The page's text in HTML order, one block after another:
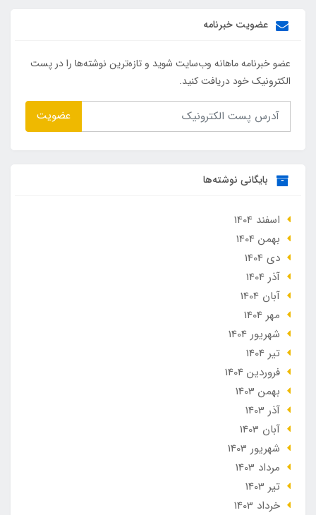
عضویت خبرنامه
عضو خبرنامه ماهانه وب‌سایت شوید و تازه‌ترین نوشته‌ها را در پست
الکترونیک خود دریافت کنید.
عضویت
بایگانی نوشته‌ها
اسفند 1404
بهمن 1404
دی 1404
آذر 1404
آبان 1404
مهر 1404
شهریور 1404
تير 1404
فروردین 1404
بهمن 1403
آذر 1403
آبان 1403
شهریور 1403
مرداد 1403
تير 1403
خرداد 1403